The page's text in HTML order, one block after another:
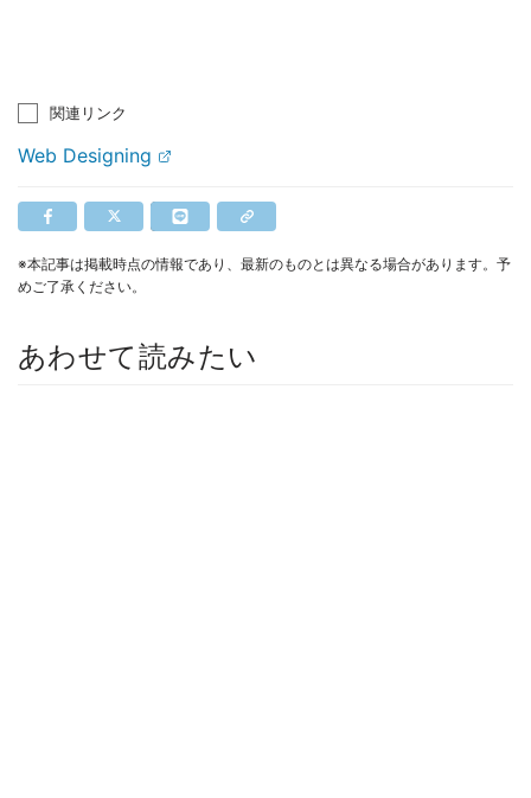
関連リンク
Web Designing
※本記事は掲載時点の情報であり、最新のものとは異なる場合があります。予
めご了承ください。
あわせて読みたい